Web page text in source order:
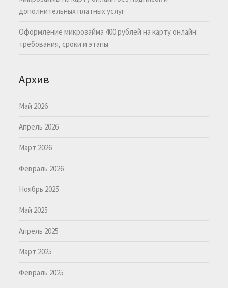
дополнительных платных услуг
Оформление микрозайма 400 рублей на карту онлайн:
требования, сроки и этапы
Архив
Май 2026
Апрель 2026
Март 2026
Февраль 2026
Ноябрь 2025
Май 2025
Апрель 2025
Март 2025
Февраль 2025